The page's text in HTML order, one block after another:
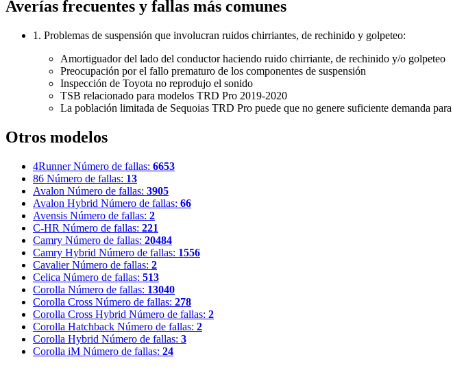
Averías frecuentes y fallas más comunes
1. Problemas de suspensión que involucran ruidos chirriantes, de rechinido y golpeteo:
Amortiguador del lado del conductor haciendo ruido chirriante, de rechinido y/o golpeteo
Preocupación por el fallo prematuro de los componentes de suspensión
Inspección de Toyota no reprodujo el sonido
TSB relacionado para modelos TRD Pro 2019-2020
La población limitada de Sequoias TRD Pro puede que no genere suficiente demanda
Otros modelos
4Runner Número de fallas: 6653
86 Número de fallas: 13
Avalon Número de fallas: 3905
Avalon Hybrid Número de fallas: 66
Avensis Número de fallas: 2
C-HR Número de fallas: 221
Camry Número de fallas: 20484
Camry Hybrid Número de fallas: 1556
Cavalier Número de fallas: 2
Celica Número de fallas: 513
Corolla Número de fallas: 13040
Corolla Cross Número de fallas: 278
Corolla Cross Hybrid Número de fallas: 2
Corolla Hatchback Número de fallas: 2
Corolla Hybrid Número de fallas: 3
Corolla iM Número de fallas: 24